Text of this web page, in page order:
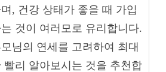
, 건강 상태가 좋을 때 가입
것이 여러모로 유리합니다.
님의 연세를 고려하여 최대
빨리 알아보시는 것을 추천합